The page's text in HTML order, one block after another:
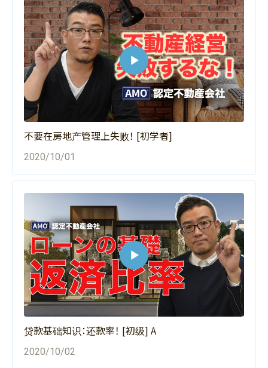
不要在房地产管理上失败！ [初学者]
2020/10/01
贷款基础知识：还款率！ [初级] A
2020/10/02